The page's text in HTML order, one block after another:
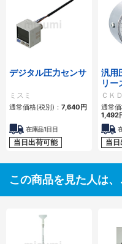
デジタル圧力センサ
ミスミ
通常価格(税別)： 7,640円
在庫品1日目
当日出荷可能
汎用
リー
ＣＫＤ
通常価
1,492
当
この商品を見た人は